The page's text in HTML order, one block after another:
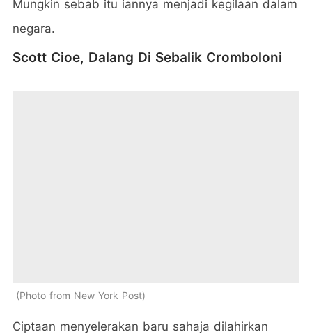
Mungkin sebab itu iannya menjadi kegilaan dalam
negara.
Scott Cioe, Dalang Di Sebalik Cromboloni
Photo from New York Post
Ciptaan menyelerakan baru sahaja dilahirkan